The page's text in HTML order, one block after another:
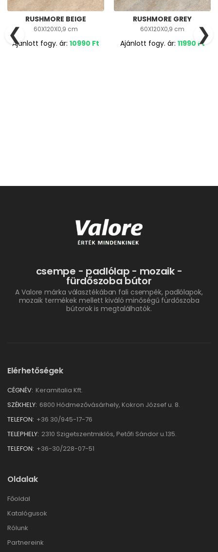
RUSHMORE BEIGE
60X120X0,9 cm
Ajánlott fogy. ár: 10990 Ft
RUSHMORE GREY
60X120X0,9 cm
Ajánlott fogy. ár: 11990 Ft
❮ ❯
csempe - padlólap - mozaik -
fürdőszoba bútor
A Valore márka választékában fali csempék, padlólapok,
mozaik termékek mellett kiváló minőségű fürdőszoba
bútorok is megtalálhatók.
Elérhetőségek
CÉGNÉV: Keramitalia Kft.
SZÉKHELY: 6800 Hódmezővásárhely, Kokron József u. 8.
TELEFON: +36 30/945-17-76
TELEPHELY: 2310 Szigetszentmiklós, Petőfi Sándor u.135.
TELEFON: +36-30/228-07-51
Oldalak
Főoldal
Katalógusok
Rólunk
Partnereink